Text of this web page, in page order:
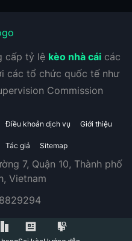
cấp tỷ lệ kèo nhà cáicác
các tổ chức quốc tế như
Commission
Điều khoản dịch vụ Giới thiệu
Tác giả Sitemap
7, Quận 10, Thành phố
Vietnam